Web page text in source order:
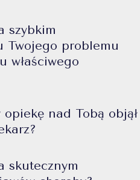
szybkim
Twojego problemu
właściwego
opiekę nad Tobą objął
skutecznym